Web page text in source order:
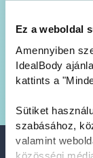
Ez a weboldal
Amennyiben
IdealBody
kattints a
Sütiket
szabásához,
valamint
közösségi
Feliratkozom az
hogy e-mail-
személyes
megismertem és